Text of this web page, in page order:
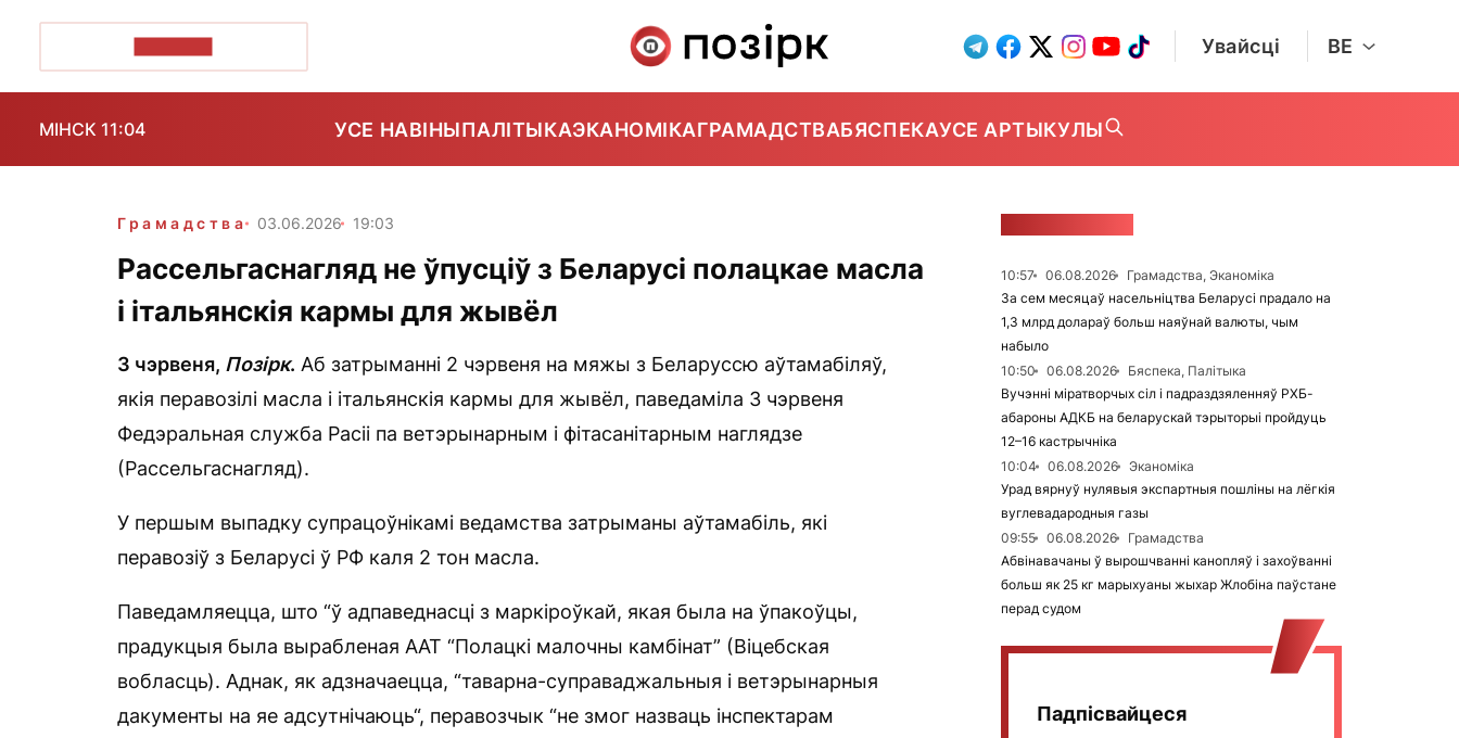
Увайсці BE
МІНСК 11:04 УСЕ НАВІНЫПАЛІТЫКАЭКАНОМІКАГРАМАДСТВАБЯСПЕКАУСЕ АРТЫКУЛЫ
Грамадства 03.06.2026 19:03
Рассельгаснагляд не ўпусціў з Беларусі полацкае масла
і італьянскія кармы для жывёл
3 чэрвеня, Позірк. Аб затрыманні 2 чэрвеня на мяжы з Беларуссю аўтамабіляў,
якія перавозілі масла і італьянскія кармы для жывёл, паведаміла 3 чэрвеня
Федэральная служба Расіі па ветэрынарным і фітасанітарным наглядзе
(Рассельгаснагляд).
У першым выпадку супрацоўнікамі ведамства затрыманы аўтамабіль, які
перавозіў з Беларусі ў РФ каля 2 тон масла.
Паведамляецца, што “ў адпаведнасці з маркіроўкай, якая была на ўпакоўцы,
прадукцыя была вырабленая ААТ “Полацкі малочны камбінат” (Віцебская
вобласць). Аднак, як адзначаецца, “таварна-суправаджальныя і ветэрынарныя
дакументы на яе адсутнічаюць“, перавозчык “не змог назваць інспектарам
10:57 06.08.2026
Грамадства, Эканоміка
За сем месяцаў насельніцтва Беларусі прадало на
1,3 млрд долараў больш наяўнай валюты, чым
набыло
10:50
06.08.2026
Бяспека, Палітыка
Вучэнні міратворчых сіл і падраздзяленняў РХБ-
абароны АДКБ на беларускай тэрыторыі пройдуць
12–16 кастрычніка
10:04
06.08.2026
Эканоміка
Урад вярнуў нулявыя экспартныя пошліны на лёгкія
вуглевадародныя газы
09:55
06.08.2026
Грамадства
Абвінавачаны ў вырошчванні канопляў і захоўванні
больш як 25 кг марыхуаны жыхар Жлобіна паўстане
перад судом
Падпісвайцеся